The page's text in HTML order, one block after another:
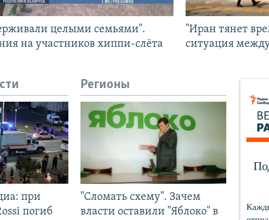
целыми семьями".
на участников хиппи-слёта
"Иран тянет
ситуация
при
погиб
Регионы
"Сломать схему". Зачем
власти оставили "Яблоко" в